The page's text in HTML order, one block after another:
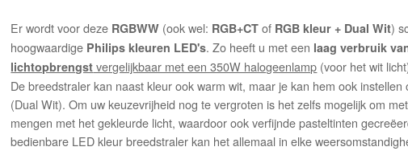
Er wordt voor deze RGBWW (ook wel: RGB+CT of RGB kleur + Dual Wit)
hoogwaardige Philips kleuren LED's. Zo heeft u met een laag verbruik
lichtopbrengst vergelijkbaar met een 350W halogeenlamp (voor het wit
De breedstraler kan naast kleur ook warm wit, maar je kan hem ook
(Dual Wit). Om uw keuzevrijheid nog te vergroten is het zelfs mogelijk om
mengen met het gekleurde licht, waardoor ook verfijnde pasteltinten
bedienbare LED kleur breedstraler kan het allemaal in elke